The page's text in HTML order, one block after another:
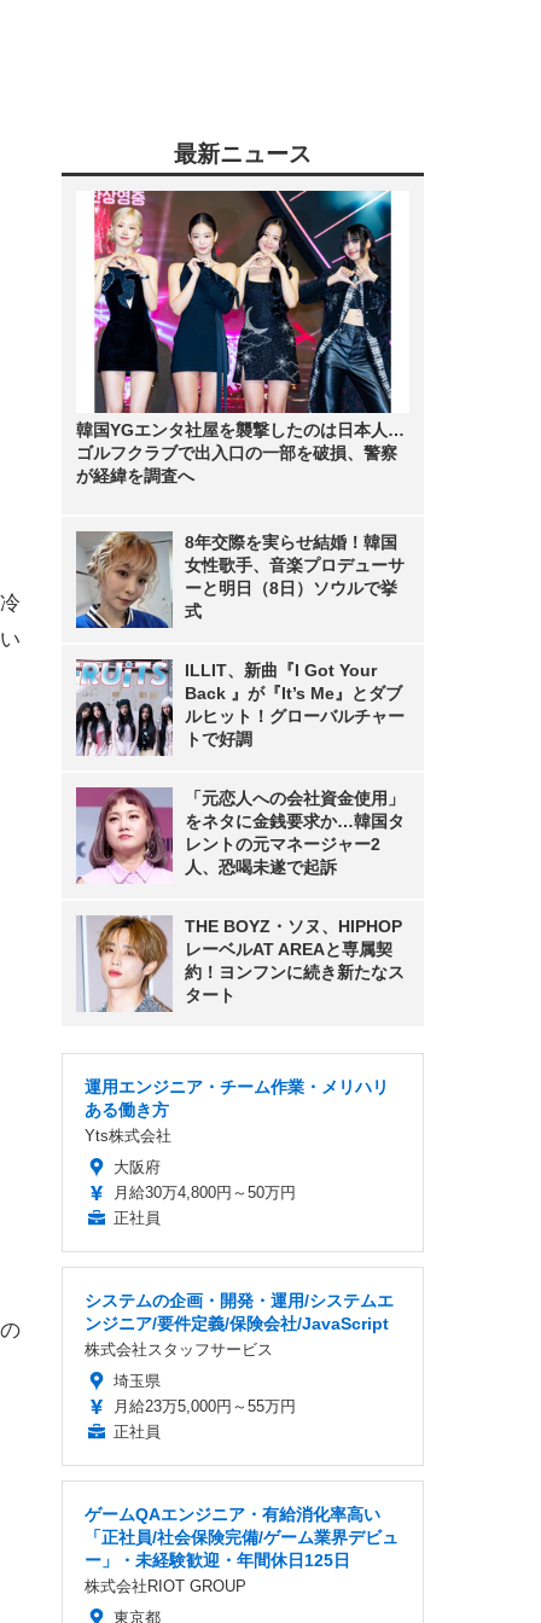
最新ニュース
韓国YGエンタ社屋を襲撃したのは日本人…
ゴルフクラブで出入口の一部を破損、警察
が経緯を調査へ
8年交際を実らせ結婚！韓国
女性歌手、音楽プロデューサ
ーと明日（8日）ソウルで挙
式
ILLIT、新曲『I Got Your
Back 』が『It’s Me』とダブ
ルヒット！グローバルチャー
トで好調
「元恋人への会社資金使用」
をネタに金銭要求か…韓国タ
レントの元マネージャー2
人、恐喝未遂で起訴
THE BOYZ・ソヌ、HIPHOP
レーベルAT AREAと専属契
約！ヨンフンに続き新たなス
タート
運用エンジニア・チーム作業・メリハリ
ある働き方
Yts株式会社
大阪府
月給30万4,800円～50万円
正社員
システムの企画・開発・運用/システムエ
ンジニア/要件定義/保険会社/JavaScript
株式会社スタッフサービス
埼玉県
月給23万5,000円～55万円
正社員
ゲームQAエンジニア・有給消化率高い
「正社員/社会保険完備/ゲーム業界デビュ
ー」・未経験歓迎・年間休日125日
株式会社RIOT GROUP
東京都